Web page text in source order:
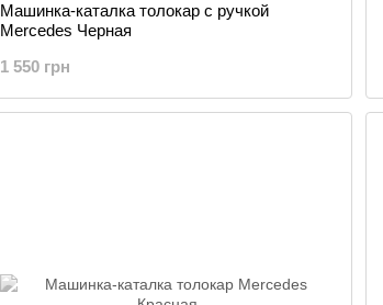
Машинка-каталка толокар с ручкой
Mercedes Черная
1 550 грн